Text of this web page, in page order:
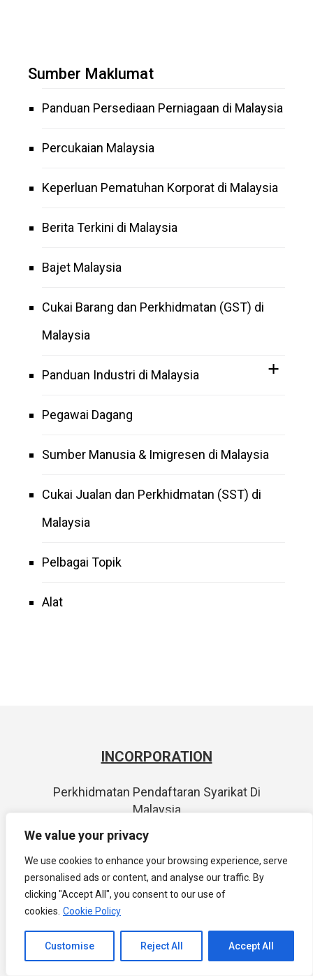
We value your privacy
We use cookies to enhance your browsing experience, serve
personalised ads or content, and analyse our traffic. By
clicking "Accept All", you consent to our use of
cookies. Cookie Policy
Customise Reject All Accept All
Sumber Maklumat
Panduan Persediaan Perniagaan di Malaysia
Percukaian Malaysia
Keperluan Pematuhan Korporat di Malaysia
Berita Terkini di Malaysia
Bajet Malaysia
Cukai Barang dan Perkhidmatan (GST) di
Malaysia
Panduan Industri di Malaysia
Pegawai Dagang
Sumber Manusia & Imigresen di Malaysia
Cukai Jualan dan Perkhidmatan (SST) di
Malaysia
Pelbagai Topik
Alat
INCORPORATION
Perkhidmatan Pendaftaran Syarikat Di
Malaysia
Panduan Memilih Nama Syarikat Anda di
Malaysia
Panduan Pendaftaran Syarikat Malaysia
LLP SETUP
Channel to Contact
Open chaty